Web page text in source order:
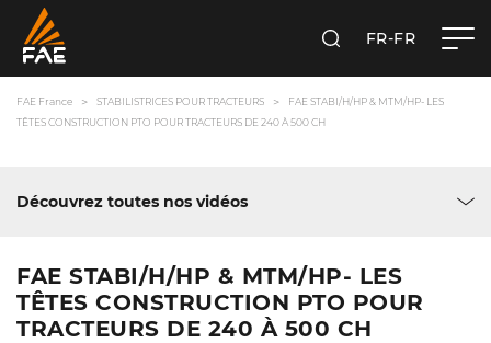
RECHERCHER
FR-FR
FAE France STABILISTRICES POUR TRACTEURS
FAE STABI/H/HP & MTM/HP- LES
TÊTES CONSTRUCTION PTO POUR TRACTEURS DE 240 À 500 CH
Découvrez toutes nos vidéos
FAE STABI/H/HP & MTM/HP- LES
TÊTES CONSTRUCTION PTO POUR
TRACTEURS DE 240 À 500 CH